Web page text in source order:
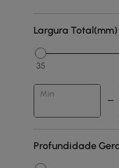
Largura Total(mm)
35
Min
Profundidade